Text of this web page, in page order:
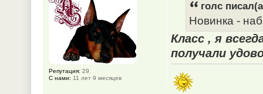
голс
Новинка -
Класс , я
получали
Репутация: 29
С нами: 11 лет 9 месяцев